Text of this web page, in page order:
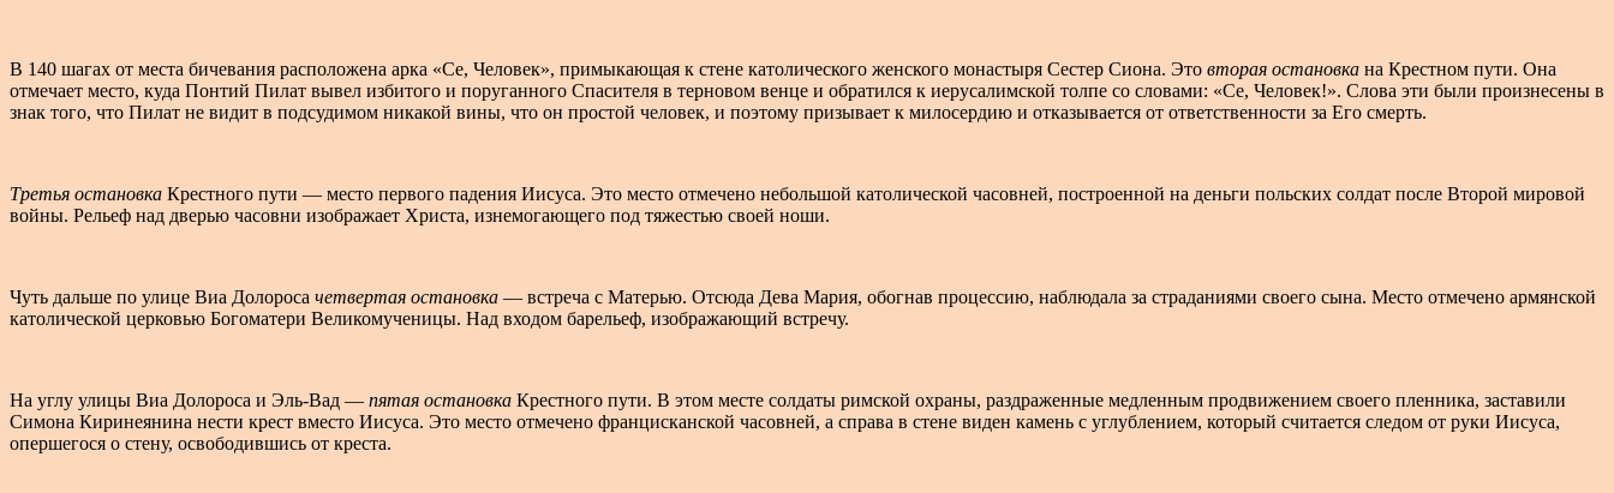
В 140 шагах от места бичевания расположена арка «Се, Человек», примыкающая к стене католического женского монастыря Сестер Сиона. Это вторая остановка на Крестном пути. Она
отмечает место, куда Понтий Пилат вывел избитого и поруганного Спасителя в терновом венце и обратился к иерусалимской толпе со словами: «Се, Человек!». Слова эти были произнесены в
знак того, что Пилат не видит в подсудимом никакой вины, что он простой человек, и поэтому призывает к милосердию и отказывается от ответственности за Его смерть.
Третья остановка Крестного пути — место первого падения Иисуса. Это место отмечено небольшой католической часовней, построенной на деньги польских солдат после Второй мировой
войны. Рельеф над дверью часовни изображает Христа, изнемогающего под тяжестью своей ноши.
Чуть дальше по улице Виа Долороса четвертая остановка — встреча с Матерью. Отсюда Дева Мария, обогнав процессию, наблюдала за страданиями своего сына. Место отмечено армянской
католической церковью Богоматери Великомученицы. Над входом барельеф, изображающий встречу.
На углу улицы Виа Долороса и Эль-Вад — пятая остановка Крестного пути. В этом месте солдаты римской охраны, раздраженные медленным продвижением своего пленника, заставили
Симона Киринеянина нести крест вместо Иисуса. Это место отмечено францисканской часовней, а справа в стене виден камень с углублением, который считается следом от руки Иисуса,
опершегося о стену, освободившись от креста.